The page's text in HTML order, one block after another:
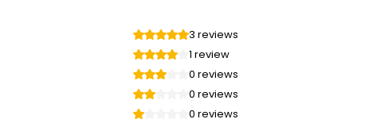
3 reviews
1 review
0 reviews
0 reviews
0 reviews